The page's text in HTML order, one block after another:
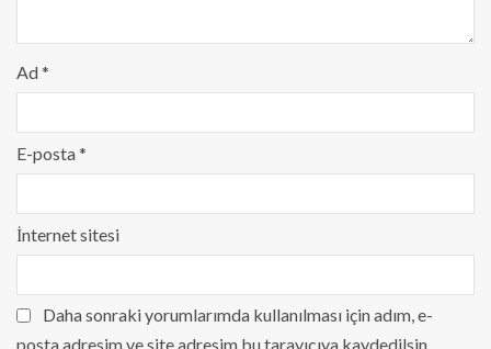
Ad*
E-posta*
İnternet sitesi
Daha sonraki yorumlarımda kullanılması için adım, e-
posta adresim ve site adresim bu tarayıcıya kaydedilsin.